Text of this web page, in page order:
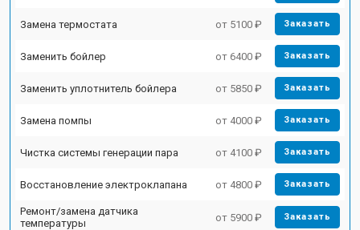
Замена термостата от 5100 ₽ Заказать
Заменить бойлер от 6400 ₽ Заказать
Заменить уплотнитель бойлера от 5850 ₽ Заказать
Замена помпы от 4000 ₽ Заказать
Чистка системы генерации пара от 4100 ₽ Заказать
Восстановление электроклапана от 4800 ₽ Заказать
Ремонт/замена датчика
температуры
от 5900 ₽ Заказать